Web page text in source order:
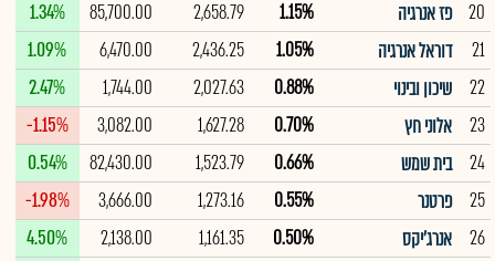
20
פז אנרגיה 1.15%
2,658.79
85,700.00
1.34%
21
דוראל אנרגיה 1.05%
2,436.25
6,470.00
1.09%
22
שיכון ובינוי 0.88%
2,027.63
1,744.00
2.47%
23
אלוני חץ 0.70%
1,627.28
3,082.00
-1.15%
24
בית שמש 0.66%
1,523.79
82,430.00
0.54%
25
פרטנר 0.55%
1,273.16
3,666.00
-1.98%
26
אנרג'יקס 0.50%
1,161.35
2,138.00
4.50%